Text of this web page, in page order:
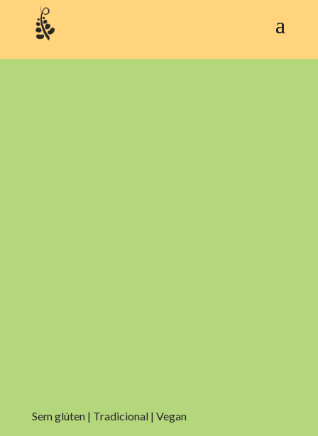
Sem glúten | Tradicional | Vegan